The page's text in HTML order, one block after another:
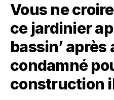
Vous ne
ce jardinier
bassin’ après
condamné
construction